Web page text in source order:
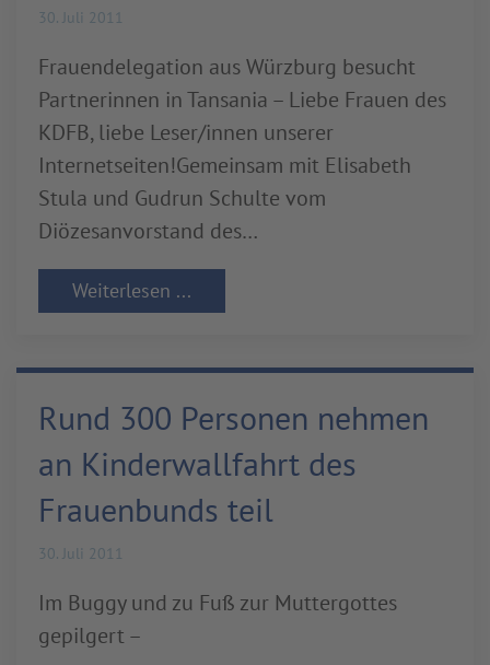
30. Juli 2011
Frauendelegation aus Würzburg besucht
Partnerinnen in Tansania – Liebe Frauen des
KDFB, liebe Leser/innen unserer
Internetseiten!Gemeinsam mit Elisabeth
Stula und Gudrun Schulte vom
Diözesanvorstand des…
Weiterlesen ...
Rund 300 Personen nehmen
an Kinderwallfahrt des
Frauenbunds teil
30. Juli 2011
Im Buggy und zu Fuß zur Muttergottes
gepilgert –